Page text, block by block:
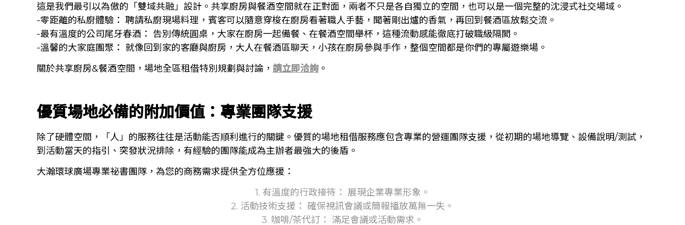
這是我們最引以為傲的「雙域共融」設計。共享廚房與餐酒空間就在正對面，兩者不只是各自獨立的空間，也可以是一個完整的沈浸式社交場域。
-零距離的私廚體驗： 聘請私廚現場料理，賓客可以隨意穿梭在廚房看著職人手藝，聞著剛出爐的香氣，再回到餐酒區放鬆交流。
-最有溫度的公司尾牙春酒： 告別傳統圓桌，大家在廚房一起備餐、在餐酒空間舉杯，這種流動感能徹底打破職級隔閡。
-溫馨的大家庭團聚： 就像回到家的客廳與廚房，大人在餐酒區聊天，小孩在廚房參與手作，整個空間都是你們的專屬遊樂場。
關於共享廚房&餐酒空間，場地全區租借特別規劃與討論， 請立即洽詢 。
優質場地必備的附加價值：專業團隊支援
除了硬體空間，「人」的服務往往是活動能否順利進行的關鍵。優質的場地租借服務應包含專業的營運團隊支援，從初期的場地導覽、設備說明/測試，
到活動當天的指引、突發狀況排除，有經驗的團隊能成為主辦者最強大的後盾。
大瀚環球廣場專業祕書團隊，為您的商務需求提供全方位應援：
1. 有溫度的行政接待： 展現企業專業形象。
2. 活動技術支援： 確保視訊會議或簡報播放萬無一失。
3. 咖啡/茶代訂： 滿足會議或活動需求。